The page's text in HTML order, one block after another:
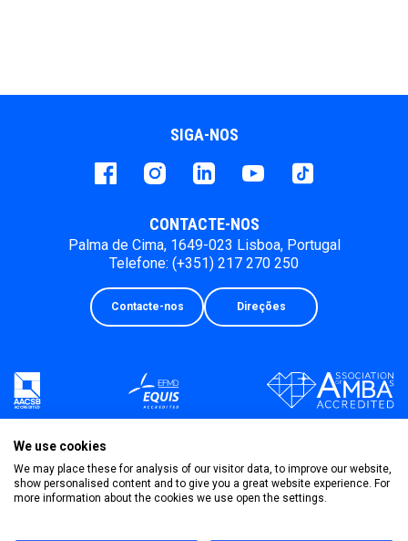
SIGA-NOS
FacebookinstagramLinkedInYoutube Tiktok
CONTACTE-NOS
Palma de Cima, 1649-023 Lisboa, Portugal
Telefone: (+351) 217 270 250
Contacte-nos Direções
We use cookies
We may place these for analysis of our visitor data, to improve our website,
show personalised content and to give you a great website experience. For
more information about the cookies we use open the settings.